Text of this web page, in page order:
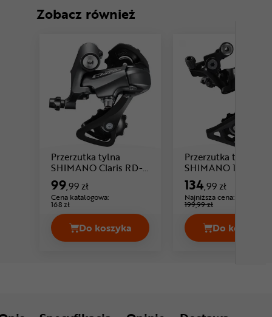
Zobacz również
Przerzutka tylna
SHIMANO Claris RD-
R2000
99,99 zł
Cena katalogowa:
168 zł
Do koszyka
Przerzutka tylna SHIMANO Claris
Przerzutka tylna
SHIMANO 105 RD-
R7000
134,99 zł
Najniższa cena:
199,99 zł
Do koszyka